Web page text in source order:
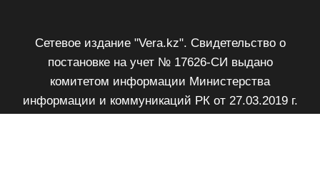
Сетевое издание "Vera.kz". Свидетельство о
постановке на учет № 17626-СИ выдано
комитетом информации Министерства
информации и коммуникаций РК от 27.03.2019 г.